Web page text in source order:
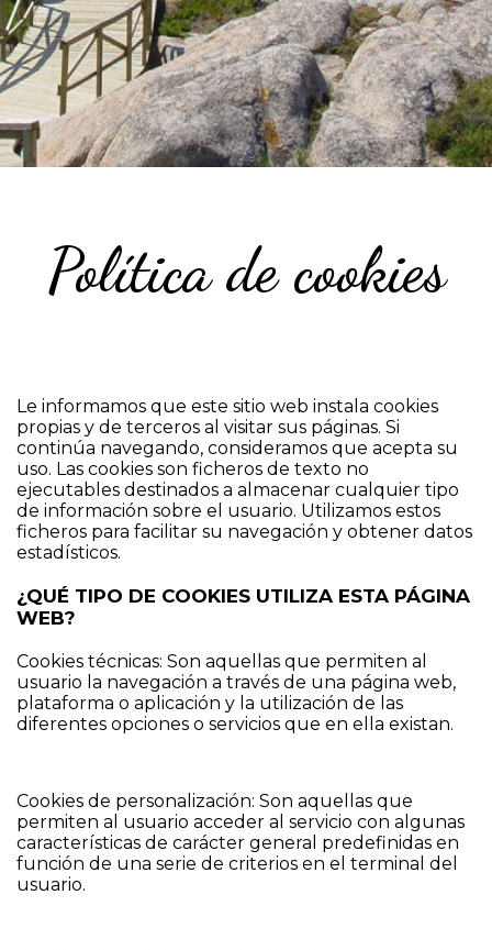
Política de cookies
Le informamos que este sitio web instala cookies
propias y de terceros al visitar sus páginas. Si
continúa navegando, consideramos que acepta su
uso. Las cookies son ficheros de texto no
ejecutables destinados a almacenar cualquier tipo
de información sobre el usuario. Utilizamos estos
ficheros para facilitar su navegación y obtener datos
estadísticos.
¿QUÉ TIPO DE COOKIES UTILIZA ESTA PÁGINA
WEB?
Cookies técnicas: Son aquellas que permiten al
usuario la navegación a través de una página web,
plataforma o aplicación y la utilización de las
diferentes opciones o servicios que en ella existan.
Cookies de personalización: Son aquellas que
permiten al usuario acceder al servicio con algunas
características de carácter general predefinidas en
función de una serie de criterios en el terminal del
usuario.